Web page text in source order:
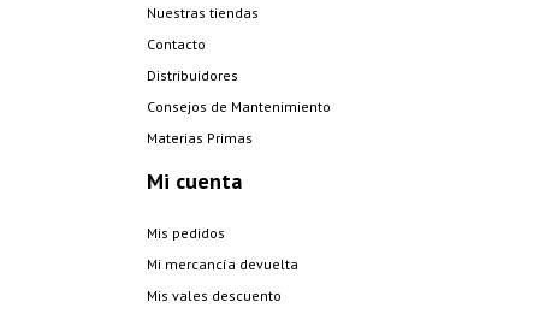
Nuestras tiendas
Contacto
Distribuidores
Consejos de Mantenimiento
Materias Primas
Mi cuenta
Mis pedidos
Mi mercancía devuelta
Mis vales descuento